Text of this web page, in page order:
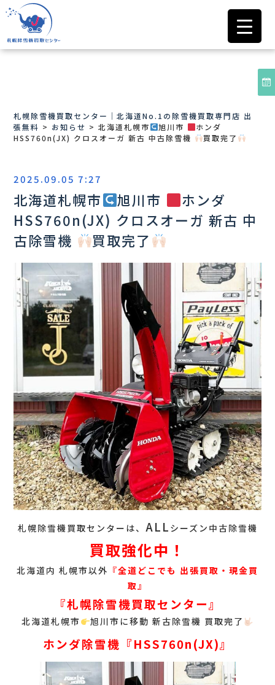
札幌除雪機買取センター｜北海道No.1の除雪機買取専門店 出
張無料 > お知らせ >北海道札幌市 旭川市
ホンダ
HSS760n(JX) クロスオーガ 新古 中古除雪機
買取完了
2025.09.05 7:27
北海道札幌市 旭川市
ホンダ
HSS760n(JX) クロスオーガ 新古 中
古除雪機
買取完了
札幌除雪機買取センターは、 ALL シーズン中古除雪機
買取強化中！
北海道内 札幌市以外 『全道どこでも 出張買取・現金買
取』
『札幌除雪機買取センター』
北海道札幌市 旭川市に移動 新古除雪機 買取完了
ホンダ除雪機『HSS760n(JX)』